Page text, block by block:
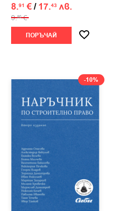
8.91 €/ 17.43 лв.
9.90 €
ПОРЪЧАЙ
-10%